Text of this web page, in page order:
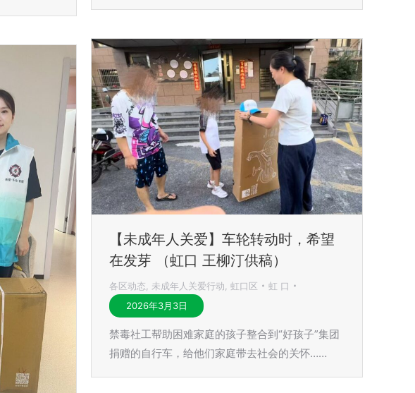
【未成年人关爱】车轮转动时，希望
在发芽 （虹口 王柳汀供稿）
各区动态 未成年人关爱行动 虹口区
虹 口
2026年3月3日
禁毒社工帮助困难家庭的孩子整合到“好孩子”集团
捐赠的自行车，给他们家庭带去社会的关怀……